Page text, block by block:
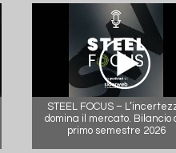
STEEL FOCUS –
domina il mercato. Bilancio
primo semestre 2026